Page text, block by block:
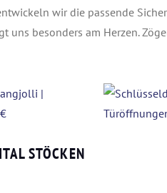
wir die passende
besonders am Herzen.
STÖCKEN